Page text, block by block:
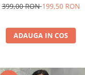
399,00 RON199,50 RON
ADAUGA IN COS